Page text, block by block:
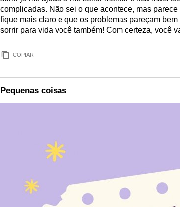
complicadas. Não sei o que acontece, mas
fique mais claro e que os problemas pareçam
sorrir para vida você também! Com certeza, você
COPIAR
Pequenas coisas